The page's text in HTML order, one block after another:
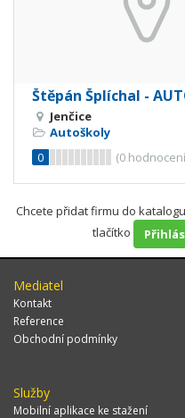
Štěpán Šplíchal -
Jenčice
Autoškoly
0
(0
Chcete přidat firmu do
tlačítko
Mediatel
Kontakt
Reference
Obchodní podmínky
Služby
Mobilní aplikace ke stažení